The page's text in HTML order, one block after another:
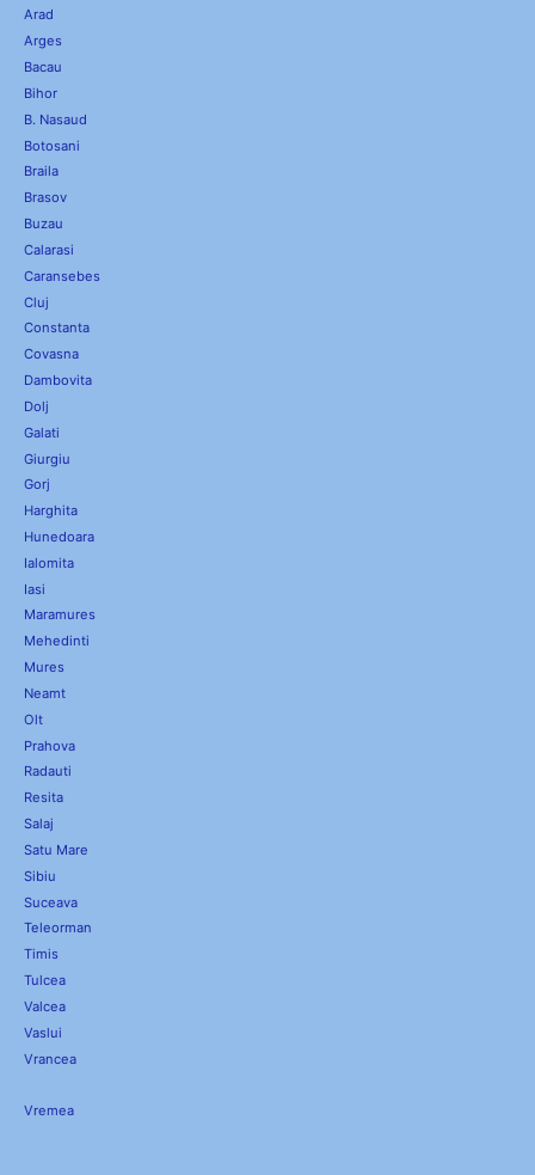
Arad
Arges
Bacau
Bihor
B. Nasaud
Botosani
Braila
Brasov
Buzau
Calarasi
Caransebes
Cluj
Constanta
Covasna
Dambovita
Dolj
Galati
Giurgiu
Gorj
Harghita
Hunedoara
Ialomita
Iasi
Maramures
Mehedinti
Mures
Neamt
Olt
Prahova
Radauti
Resita
Salaj
Satu Mare
Sibiu
Suceava
Teleorman
Timis
Tulcea
Valcea
Vaslui
Vrancea
Vremea